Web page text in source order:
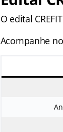
O edital
Acompanhe